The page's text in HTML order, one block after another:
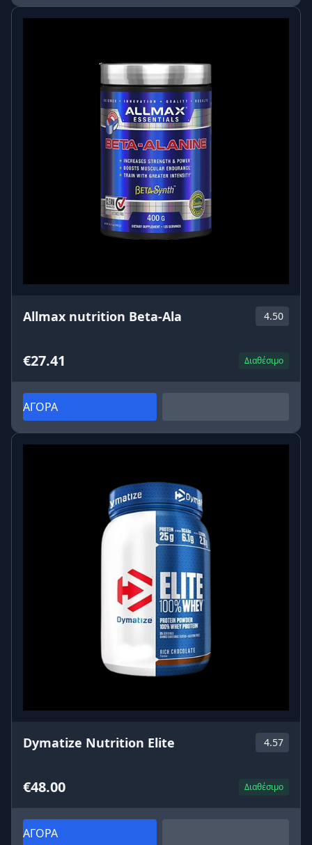
Allmax nutrition Beta-Ala 4.50
€27.41 Διαθέσιμο
ΑΓΟΡΑ
Dymatize Nutrition Elite 4.57
€48.00 Διαθέσιμο
ΑΓΟΡΑ